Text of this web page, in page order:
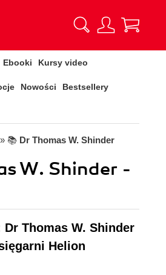
Ebooki Kursy video
Nowości Bestsellery
» 📚 Dr Thomas W. Shinder
W. Shinder -
Dr Thomas W. Shinder
Helion